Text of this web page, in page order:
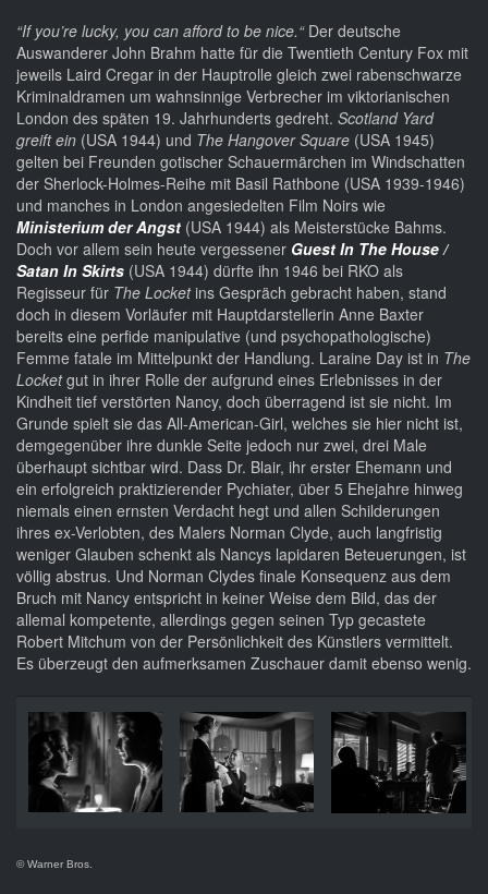
“If you’re lucky, you can afford to be nice.“Der deutsche
Auswanderer John Brahm hatte für die Twentieth Century Fox mit
jeweils Laird Cregar in der Hauptrolle gleich zwei rabenschwarze
Kriminaldramen um wahnsinnige Verbrecher im viktorianischen
London des späten 19. Jahrhunderts gedreht. Scotland Yard
greift ein (USA 1944) und The Hangover Square (USA 1945)
gelten bei Freunden gotischer Schauermärchen im Windschatten
der Sherlock-Holmes-Reihe mit Basil Rathbone (USA 1939-1946)
und manches in London angesiedelten Film Noirs wie
Ministerium der Angst (USA 1944) als Meisterstücke Bahms.
Doch vor allem sein heute vergessener Guest In The House /
Satan In Skirts (USA 1944) dürfte ihn 1946 bei RKO als
Regisseur für The Locketins Gespräch gebracht haben, stand
doch in diesem Vorläufer mit Hauptdarstellerin Anne Baxter
bereits eine perfide manipulative (und psychopathologische)
Femme fatale im Mittelpunkt der Handlung. Laraine Day ist in The
Locketgut in ihrer Rolle der aufgrund eines Erlebnisses in der
Kindheit tief verstörten Nancy, doch überragend ist sie nicht. Im
Grunde spielt sie das All-American-Girl, welches sie hier nicht ist,
demgegenüber ihre dunkle Seite jedoch nur zwei, drei Male
überhaupt sichtbar wird. Dass Dr. Blair, ihr erster Ehemann und
ein erfolgreich praktizierender Pychiater, über 5 Ehejahre hinweg
niemals einen ernsten Verdacht hegt und allen Schilderungen
ihres ex-Verlobten, des Malers Norman Clyde, auch langfristig
weniger Glauben schenkt als Nancys lapidaren Beteuerungen, ist
völlig abstrus. Und Norman Clydes finale Konsequenz aus dem
Bruch mit Nancy entspricht in keiner Weise dem Bild, das der
allemal kompetente, allerdings gegen seinen Typ gecastete
Robert Mitchum von der Persönlichkeit des Künstlers vermittelt.
Es überzeugt den aufmerksamen Zuschauer damit ebenso wenig.
© Warner Bros.